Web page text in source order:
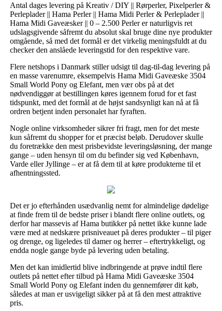
Antal dages levering på Kreativ / DIY || Rørperler, Pixelperler &
Perleplader || Hama Perler || Hama Midi Perler & Perleplader ||
Hama Midi Gaveæsker || 0 – 2.500 Perler er naturligvis ret
udslagsgivende såfremt du absolut skal bruge dine nye produkter
omgående, så med det formål er det virkelig meningsfuldt at du
checker den anslåede leveringstid for den respektive vare.
Flere netshops i Danmark stiller udsigt til dag-til-dag levering på
en masse varenumre, eksempelvis Hama Midi Gaveæske 3504
Small World Pony og Elefant, men vær obs på at det
nødvendiggør at bestillingen køres igennem forud for et fast
tidspunkt, med det formål at de højst sandsynligt kan nå at få
ordren betjent inden personalet har fyraften.
Nogle online virksomheder sikrer fri fragt, men for det meste
kun såfremt du shopper for et præcist beløb. Derudover skulle
du foretrække den mest prisbevidste leveringsløsning, der mange
gange – uden hensyn til om du befinder sig ved København,
Varde eller Jyllinge – er at få dem til at køre produkterne til et
afhentningssted.
Det er jo efterhånden usædvanlig nemt for almindelige dødelige
at finde frem til de bedste priser i blandt flere online outlets, og
derfor har massevis af Hama butikker på nettet ikke kunne lade
være med at nedskære prisniveauet på deres produkter – til piger
og drenge, og ligeledes til damer og herrer – eftertrykkeligt, og
endda nogle gange byde på levering uden betaling.
Men det kan imidlertid blive indbringende at prøve indtil flere
outlets på nettet efter tilbud på Hama Midi Gaveæske 3504
Small World Pony og Elefant inden du gennemfører dit køb,
således at man er usvigeligt sikker på at få den mest attraktive
pris.